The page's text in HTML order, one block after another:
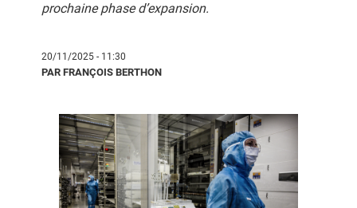
prochaine phase d’expansion.
20/11/2025 - 11:30
PAR FRANÇOIS BERTHON